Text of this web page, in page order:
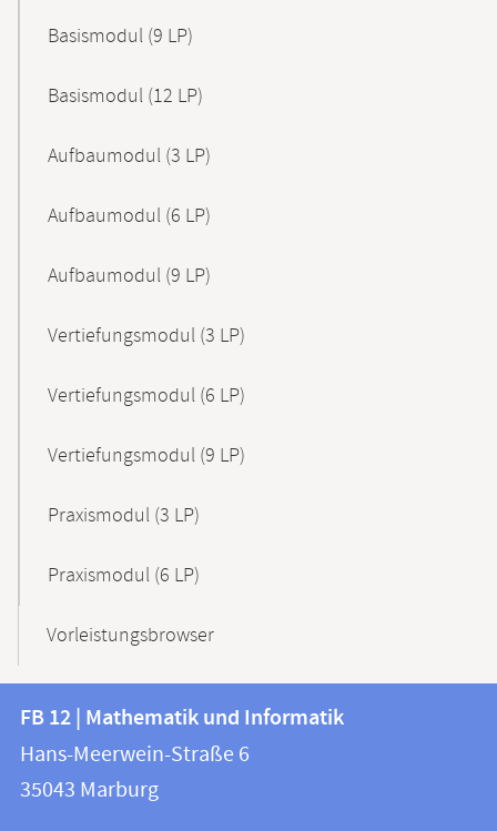
Basismodul (9 LP)
Basismodul (12 LP)
Aufbaumodul (3 LP)
Aufbaumodul (6 LP)
Aufbaumodul (9 LP)
Vertiefungsmodul (3 LP)
Vertiefungsmodul (6 LP)
Vertiefungsmodul (9 LP)
Praxismodul (3 LP)
Praxismodul (6 LP)
Vorleistungsbrowser
Kontakt
und
Informationen
FB
12
|
FB 12 | Mathematik und Informatik
Hans-Meerwein-Straße 6
35043 Marburg